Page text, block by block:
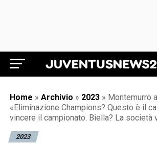
Juventus News 24
Home » Archivio » 2023 » Montemurro
«Eliminazione Champions? Questo è il
vincere il campionato. Biella? La società
2023